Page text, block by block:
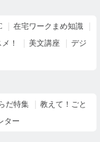
在宅ワークまめ知識
！ 美文講座
デジ
だ特集
教えて！ごと
ター